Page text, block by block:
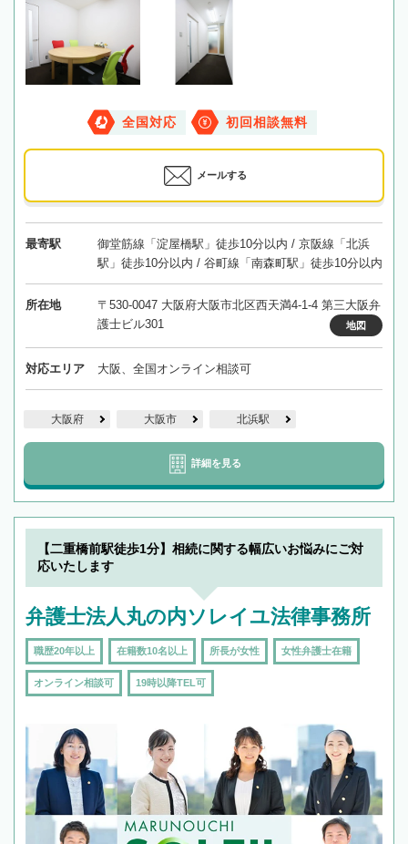
全国対応 初回相談無料
メールする
最寄駅
御堂筋線「淀屋橋駅」徒歩10分以内 / 京阪線「北浜
駅」徒歩10分以内 / 谷町線「南森町駅」徒歩10分以内
所在地
〒530-0047 大阪府大阪市北区西天満4-1-4 第三大阪弁
護士ビル301
地図
対応エリア 大阪、全国オンライン相談可
大阪府 大阪市 北浜駅
詳細を見る
【二重橋前駅徒歩1分】相続に関する幅広いお悩みにご対
応いたします
弁護士法人丸の内ソレイユ法律事務所
職歴20年以上 在籍数10名以上 所長が女性 女性弁護士在籍
オンライン相談可 19時以降TEL可